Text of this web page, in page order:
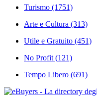
Turismo (1751)
Arte e Cultura (313)
Utile e Gratuito (451)
No Profit (121)
Tempo Libero (691)